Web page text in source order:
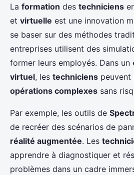
La formation des techniciens
et virtuelle est une innovation
se baser sur des méthodes
entreprises utilisent des
former leurs employés. Dans un
virtuel, les techniciens peuvent
opérations complexes sans
Par exemple, les outils de
de recréer des scénarios de
réalité augmentée. Les
apprendre à diagnostiquer et
problèmes dans un cadre